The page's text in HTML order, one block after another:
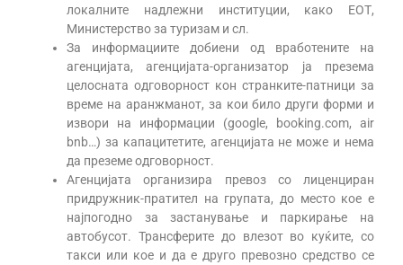
локалните надлежни институции, како ЕОТ,
Министерство за туризам и сл.
За информациите добиени од вработените на
агенцијата, агенцијата-организатор ја презема
целосната одговорност кон странките-патници за
време на аранжманот, за кои било други форми и
извори на информации (google, booking.com, air
bnb…) за капацитетите, агенцијата не може и нема
да преземе одговорност.
Агенцијата организира превоз со лиценциран
придружник-пратител на групата, до место кое е
најпогодно за застанување и паркирање на
автобусот. Трансферите до влезот во куќите, со
такси или кое и да е друго превозно средство се